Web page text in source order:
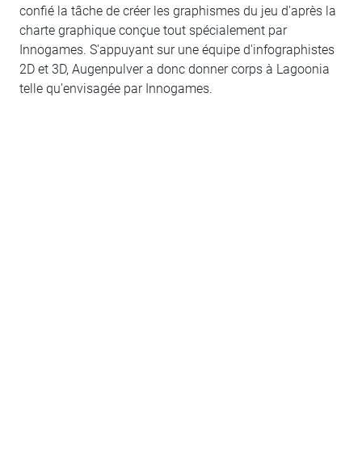
confié la tâche de créer les graphismes du jeu d'après la
charte graphique conçue tout spécialement par
Innogames. S'appuyant sur une équipe d'infographistes
2D et 3D, Augenpulver a donc donner corps à Lagoonia
telle qu'envisagée par Innogames.